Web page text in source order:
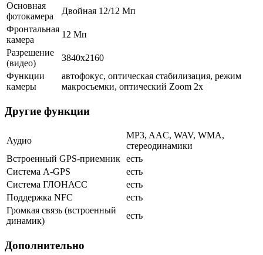
Основная
фотокамера
Двойная 12/12 Мп
Фронтальная
камера
12 Мп
Разрешение
(видео)
3840x2160
Функции
камеры
автофокус, оптическая стабилизация, режим
макросъемки, оптический Zoom 2x
Другие функции
Аудио
MP3, AAC, WAV, WMA,
стереодинамики
Встроенный GPS-приемник есть
Cистема A-GPS
есть
Система ГЛОНАСС
есть
Поддержка NFC
есть
Громкая связь (встроенный
динамик)
есть
Дополнительно